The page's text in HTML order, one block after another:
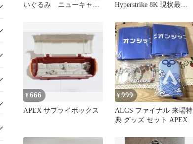
いぐるみ ニューキャッ
Hyperstrike 8K 現状最新
¥666
APEX サプライボックス
¥999
ALGS ファイナル 来場特
典 グッズ セット APEX